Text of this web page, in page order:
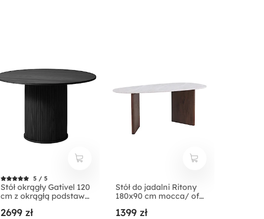
5 / 5
Stół okrągły Gativel 120
cm z okrągłą podstawą
2699 zł
Stół do jadalni Ritony
180x90 cm mocca/ off
1399 zł